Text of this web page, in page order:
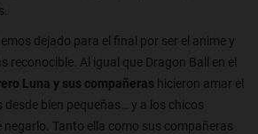
dejado para el final por ser el anime y
reconocible. Al igual que Dragon Ball en el
Luna y sus compañeras hicieron amar el
desde bien pequeñas… y a los chicos
Tanto ella como sus compañeras